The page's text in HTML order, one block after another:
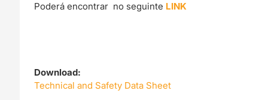
Poderá encontrar no seguinte LINK
Download:
Technical and Safety Data Sheet